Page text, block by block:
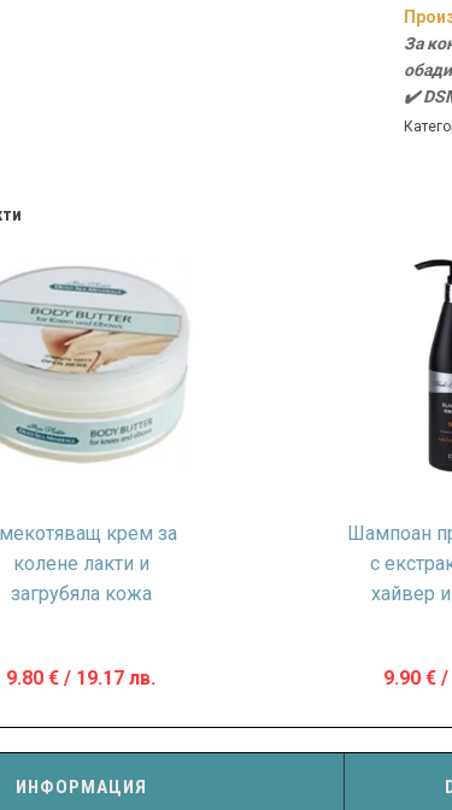
За
✔️
крем за
колене лакти и
загрубяла кожа
9.80€ / 19.17 лв.
Шампоан
с
хайвер
9.90 €/
ИНФОРМАЦИЯ